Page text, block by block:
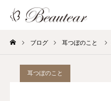
ブログ 耳つぼのこと
耳つぼのこと